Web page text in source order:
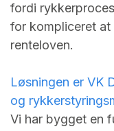
fordi
for kompliceret
renteloven.
Løsningen er VK
og
Vi har bygget en